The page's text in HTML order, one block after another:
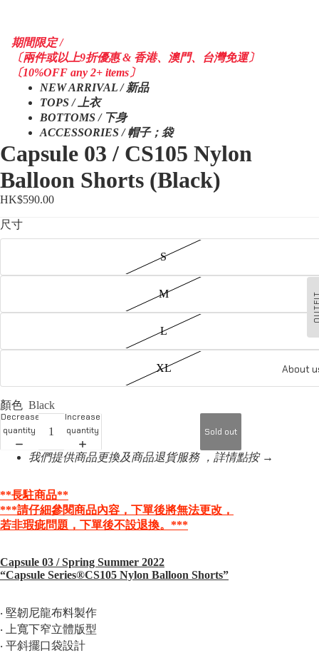
About
期間限定 /
〔兩件或以上9折優惠 & 香港、澳門、台灣免運〕
〔10%OFF any 2+ items〕
NEW ARRIVAL / 新品
TOPS / 上衣
BOTTOMS / 下身
ACCESSORIES / 帽子；袋
Capsule 03 / CS105 Nylon
Balloon Shorts (Black)
HK$590.00
尺寸
S
M
L
XL
顏色 Black
Decrease
quantity
Increase
quantity
Sold out
我們提供商品更換及商品退貨服務 ，詳情點按 →
**長駐商品**
***請仔細參閱商品內容，下單後將無法更改，
若非瑕疵問題， 下單後不設退換。***
Capsule 03 / Spring Summer 2022
“Capsule Series®️CS105 Nylon Balloon Shorts”
‧ 堅韌尼龍布料製作
‧ 上寬下窄立體版型
‧ 平斜擺口袋設計